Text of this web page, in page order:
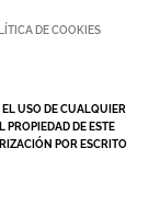
DE COOKIES
USO DE CUALQUIER
DE ESTE
POR ESCRITO